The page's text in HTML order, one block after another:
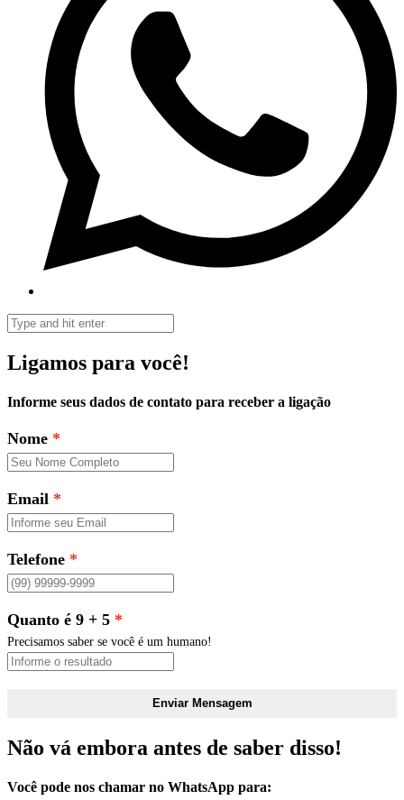
Ligamos para você!
Informe seus dados de contato para receber a ligação
Nome
Email
Telefone
Quanto é 9 + 5
Precisamos saber se você é um humano!
Enviar Mensagem
Não vá embora antes de saber disso!
Você pode nos chamar no WhatsApp para: